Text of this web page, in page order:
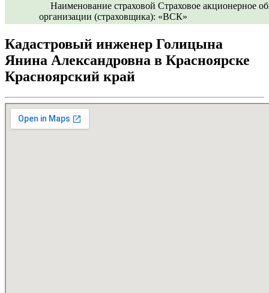
Наименование страховой
организации (страховщика):
Страховое акционерное
«ВСК»
Кадастровый инженер Голицына
Янина Александровна в Красноярске
Красноярский край